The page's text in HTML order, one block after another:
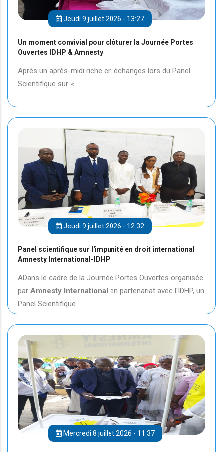
Jeudi 9 juillet 2026 - 13:27
Un moment convivial pour clôturer la Journée Portes
Ouvertes IDHP & Amnesty
Après un après-midi riche en échanges lors du Panel
Scientifique sur «
Jeudi 9 juillet 2026 - 12:32
Panel scientifique sur l'impunité en droit international
Amnesty International-IDHP
ADans le cadre de la Journée Portes Ouvertes organisée
par Amnesty International en partenariat avec l'IDHP, un
Panel Scientifique
Mercredi 8 juillet 2026 - 11:37